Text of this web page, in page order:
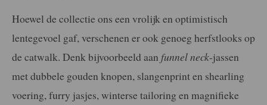
Hoewel de collectie ons een vrolijk en optimistisch
lentegevoel gaf, verschenen er ook genoeg herfstlooks op
de catwalk. Denk bijvoorbeeld aan funnel neck-jassen
met dubbele gouden knopen, slangenprint en shearling
voering, furry jasjes, winterse tailoring en magnifieke